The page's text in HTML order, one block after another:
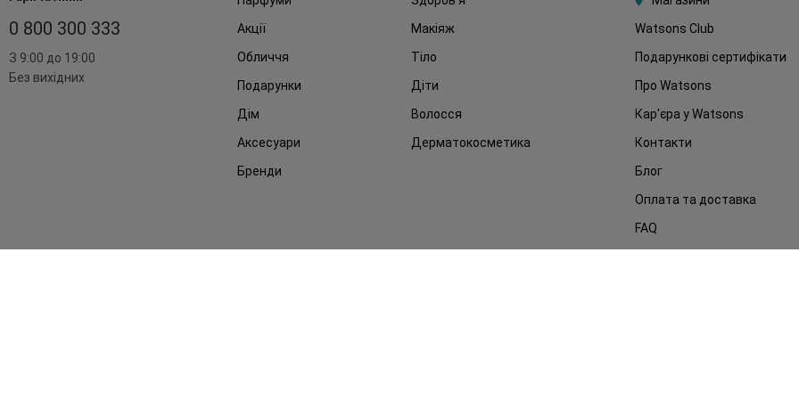
0 800 300 333
З 9:00 до 19:00
Без вихідних
Акції
Макіяж
Обличчя
Тіло
Подарунки
Діти
Дім
Волосся
Аксесуари
Дерматокосметика
Бренди
Watsons Club
Подарункові сертифікати
Про Watsons
Кар'єра у Watsons
Контакти
Блог
Оплата та доставка
FAQ